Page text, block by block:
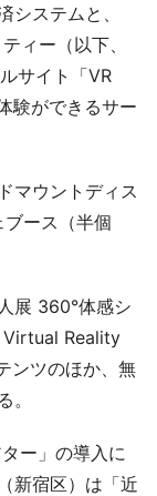
システムと、
ィー（以下、
サイト「VR
験ができるサー
マウントディス
ース（半個
展 360°体感シ
Virtual Reality
ンツのほか、無
。
ー」の導入に
新宿区）は「近